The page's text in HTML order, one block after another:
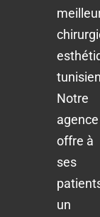
Notre
agence
offre à
ses
un